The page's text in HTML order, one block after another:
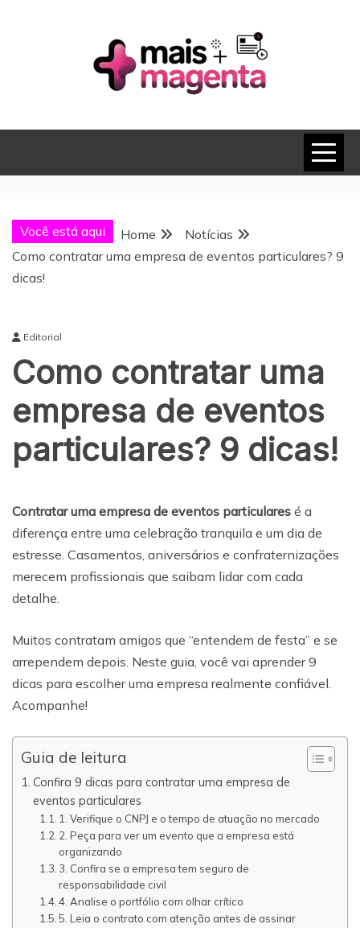
MAIS MAGENTA
Você está aqui Home
Notícias
Como contratar uma empresa de eventos particulares? 9
dicas!
Editorial
Como contratar uma
empresa de eventos
particulares? 9 dicas!
Contratar uma empresa de eventos particulares é a
diferença entre uma celebração tranquila e um dia de
estresse. Casamentos, aniversários e confraternizações
merecem profissionais que saibam lidar com cada
detalhe.
Muitos contratam amigos que “entendem de festa” e se
arrependem depois. Neste guia, você vai aprender 9
dicas para escolher uma empresa realmente confiável.
Acompanhe!
Guia de leitura
Confira 9 dicas para contratar uma empresa de
eventos particulares
1. Verifique o CNPJ e o tempo de atuação no mercado
2. Peça para ver um evento que a empresa está
organizando
3. Confira se a empresa tem seguro de
responsabilidade civil
4. Analise o portfólio com olhar crítico
5. Leia o contrato com atenção antes de assinar